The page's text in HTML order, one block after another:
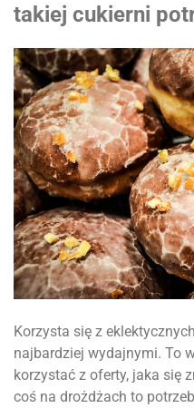
takiej cukierni
Korzysta się z
najbardziej wydajnymi. To
korzystać z oferty, jaka się
coś na drożdżach to